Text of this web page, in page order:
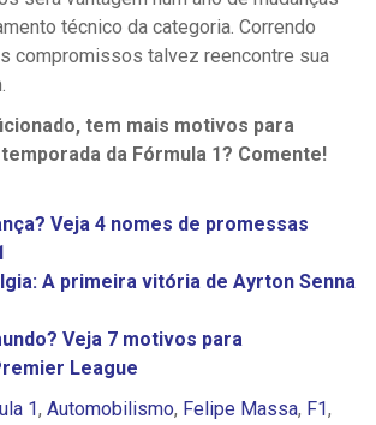
técnico da categoria. Correndo
compromissos talvez reencontre sua
tem mais motivos para
da Fórmula 1? Comente!
Veja 4 nomes de promessas
A primeira vitória de Ayrton Senna
Veja 7 motivos para
League
1, Automobilismo, Felipe Massa, F1,